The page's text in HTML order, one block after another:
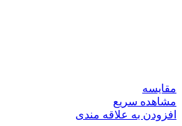
مقایسه
مشاهده سریع
افزودن به علاقه مندی